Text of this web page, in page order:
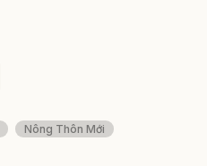
Nông Thôn Mới